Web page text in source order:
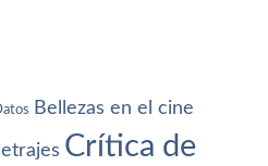
Bellezas en el cine
Crítica de